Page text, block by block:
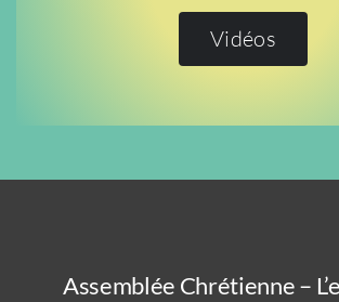
Vidéos
Assemblée Chrétienne –